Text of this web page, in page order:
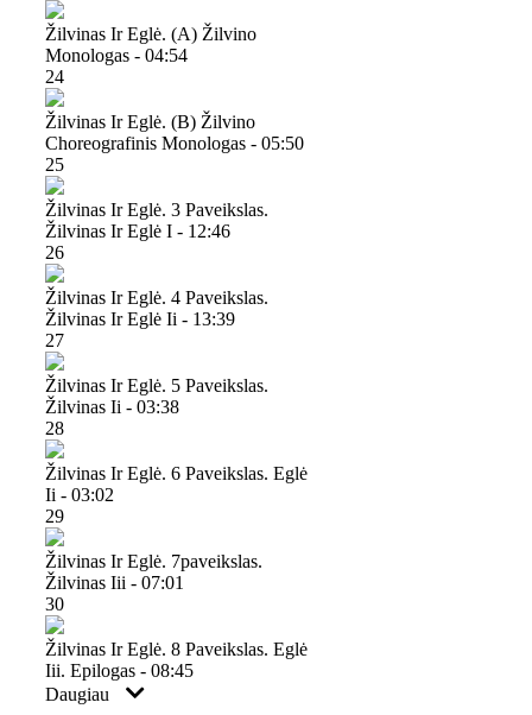
Žilvinas Ir Eglė. (a) Žilvino
Monologas - 04:54
24
Žilvinas Ir Eglė. (b) Žilvino
Choreografinis Monologas - 05:50
25
Žilvinas Ir Eglė. 3 Paveikslas.
Žilvinas Ir Eglė I - 12:46
26
Žilvinas Ir Eglė. 4 Paveikslas.
Žilvinas Ir Eglė Ii - 13:39
27
Žilvinas Ir Eglė. 5 Paveikslas.
Žilvinas Ii - 03:38
28
Žilvinas Ir Eglė. 6 Paveikslas. Eglė
Ii - 03:02
29
Žilvinas Ir Eglė. 7paveikslas.
Žilvinas Iii - 07:01
30
Žilvinas Ir Eglė. 8 Paveikslas. Eglė
Iii. Epilogas - 08:45
Daugiau